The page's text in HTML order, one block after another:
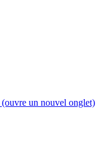
(ouvre un nouvel onglet)